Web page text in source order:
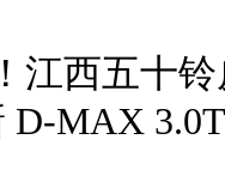
江西五十
MAX